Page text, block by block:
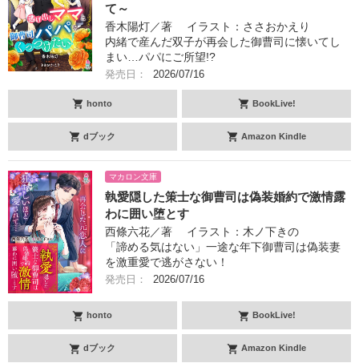
て～
香木陽灯／著 イラスト：ささおかえり
内緒で産んだ双子が再会した御曹司に懐いてし
まい…パパにご所望!?
発売日： 2026/07/16
honto BookLive!
dブック Amazon Kindle
マカロン文庫
執愛隠した策士な御曹司は偽装婚約で激情露
わに囲い堕とす
西條六花／著 イラスト：木ノ下きの
「諦める気はない」一途な年下御曹司は偽装妻
を激重愛で逃がさない！
発売日： 2026/07/16
honto BookLive!
dブック Amazon Kindle